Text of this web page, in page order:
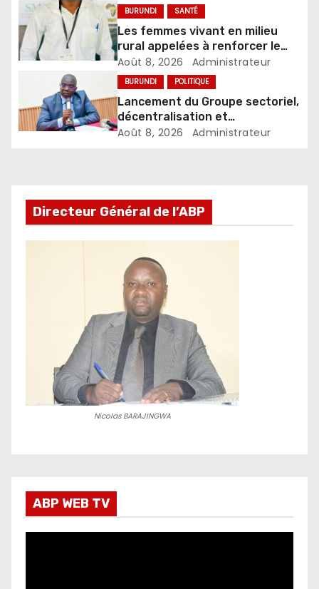
BURUNDI SANTÉ
Les femmes vivant en milieu
rural appelées à renforcer le
dépistage des infections
sexuellement transmissibles
Août 8, 2026 Administrateur
BURUNDI POLITIQUE
Lancement du Groupe sectoriel,
décentralisation et
développement local
Août 8, 2026 Administrateur
Directeur Général de l’ABP
Nicolas BARAJINGWA
ABP WEB TV